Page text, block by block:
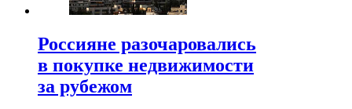
Россияне разочаровались
в покупке недвижимости
за рубежом